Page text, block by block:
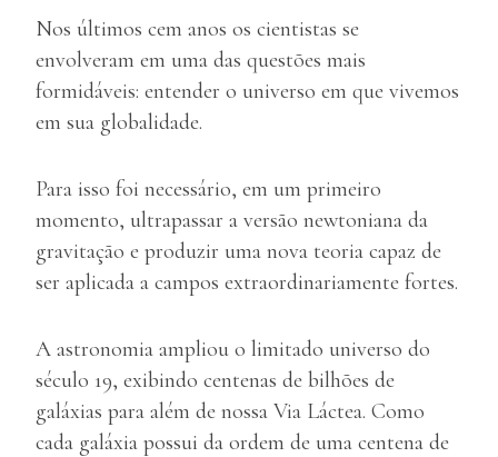
Nos últimos cem anos os cientistas se
envolveram em uma das questões mais
formidáveis: entender o universo em que vivemos
em sua globalidade.
Para isso foi necessário, em um primeiro
momento, ultrapassar a versão newtoniana da
gravitação e produzir uma nova teoria capaz de
ser aplicada a campos extraordinariamente fortes.
A astronomia ampliou o limitado universo do
século 19, exibindo centenas de bilhões de
galáxias para além de nossa Via Láctea. Como
cada galáxia possui da ordem de uma centena de